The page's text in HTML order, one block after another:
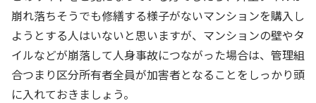
崩れ落ちそうでも修繕する様子がないマンションを購入し
ようとする人はいないと思いますが、マンションの壁やタ
イルなどが崩落して人身事故につながった場合は、管理組
合つまり区分所有者全員が加害者となることをしっかり頭
に入れておきましょう。